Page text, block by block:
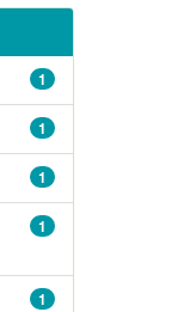
1
1
1
1
1